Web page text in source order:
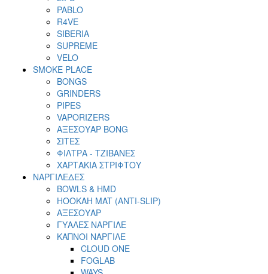
PABLO
R4VE
SIBERIA
SUPREME
VELO
SMOKE PLACE
BONGS
GRINDERS
PIPES
VAPORIZERS
ΑΞΕΣΟΥΑΡ BONG
ΣΙΤΕΣ
ΦΙΛΤΡΑ - ΤΖΙΒΑΝΕΣ
ΧΑΡΤΑΚΙΑ ΣΤΡΙΦΤΟΥ
ΝΑΡΓΙΛΕΔΕΣ
BOWLS & HMD
HOOKAH MAT (ANTI-SLIP)
ΑΞΕΣΟΥΑΡ
ΓΥΑΛΕΣ ΝΑΡΓΙΛΕ
ΚΑΠΝΟΙ ΝΑΡΓΙΛΕ
CLOUD ONE
FOGLAB